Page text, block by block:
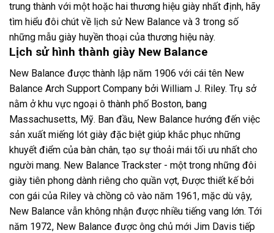
trung thành với một hoặc hai thương hiệu giày nhất định, hãy
tìm hiểu đôi chút về lịch sử New Balance và 3 trong số
những mẫu giày huyền thoại của thương hiệu này.
Lịch sử hình thành giày New Balance
New Balance được thành lập năm 1906 với cái tên New
Balance Arch Support Company bởi William J. Riley. Trụ sở
nằm ở khu vực ngoại ô thành phố Boston, bang
Massachusetts, Mỹ. Ban đầu, New Balance hướng đến việc
sản xuất miếng lót giày đặc biệt giúp khắc phục những
khuyết điểm của bàn chân, tạo sự thoải mái tối ưu nhất cho
người mang. New Balance Trackster - một trong những đôi
giày tiên phong dành riêng cho quần vợt, Được thiết kế bởi
con gái của Riley và chồng cô vào năm 1961, mặc dù vậy,
New Balance vẫn không nhận được nhiều tiếng vang lớn. Tới
năm 1972, New Balance được ông chủ mới Jim Davis tiếp